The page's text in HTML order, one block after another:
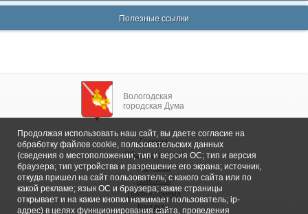
Полезные ссылки
Вологодская
городская Дума
Главная
Общие сведения
Депутаты
Комитеты
График приема
Контакты
Продолжая использовать наш сайт, вы даете согласие на
обработку файлов cookie, пользовательских данных
(сведения о местоположении; тип и версия ОС; тип и версия
браузера; тип устройства и разрешение его экрана; источник,
откуда пришел на сайт пользователь; с какого сайта или по
какой рекламе; язык ОС и браузера; какие страницы
открывает и на какие кнопки нажимает пользователь; ip-
адрес) в целях функционирования сайта, проведения